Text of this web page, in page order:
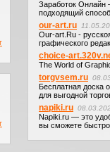
Заработок Онлайн
подходящий
our-art.ru
Our-art.Ru -
графического
choice-
The World of
torgvsem.ru
Бесплатная доска
для выгодной
napiki.ru
Napiki.ru — это
вы сможете быстро